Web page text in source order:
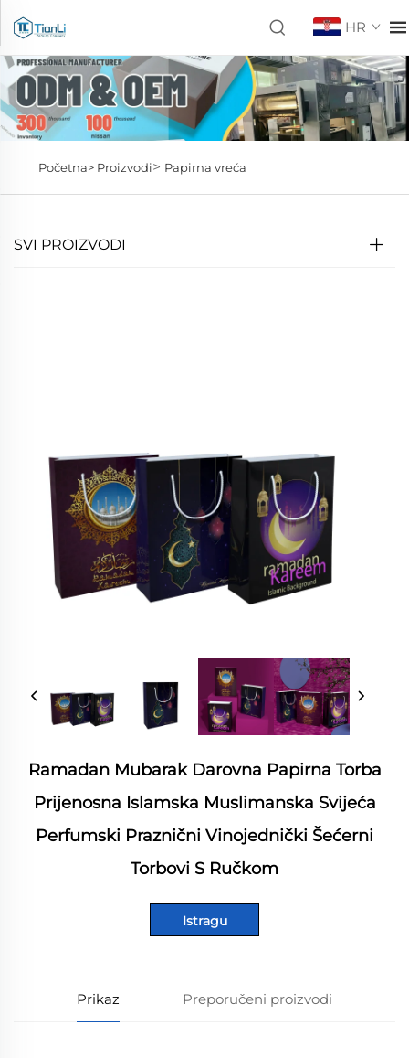
HR
Početna> Proizvodi> Papirna vreća
SVI PROIZVODI
Ramadan Mubarak Darovna Papirna Torba
Prijenosna Islamska Muslimanska Svijeća
Perfumski Praznični Vinojednički Šećerni
Torbovi S Ručkom
Istragu
Prikaz Preporučeni proizvodi